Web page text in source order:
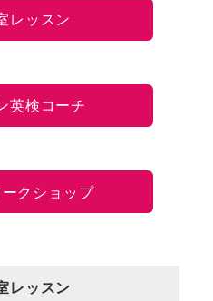
レッスン
英検コーチ
クショップ
レッスン